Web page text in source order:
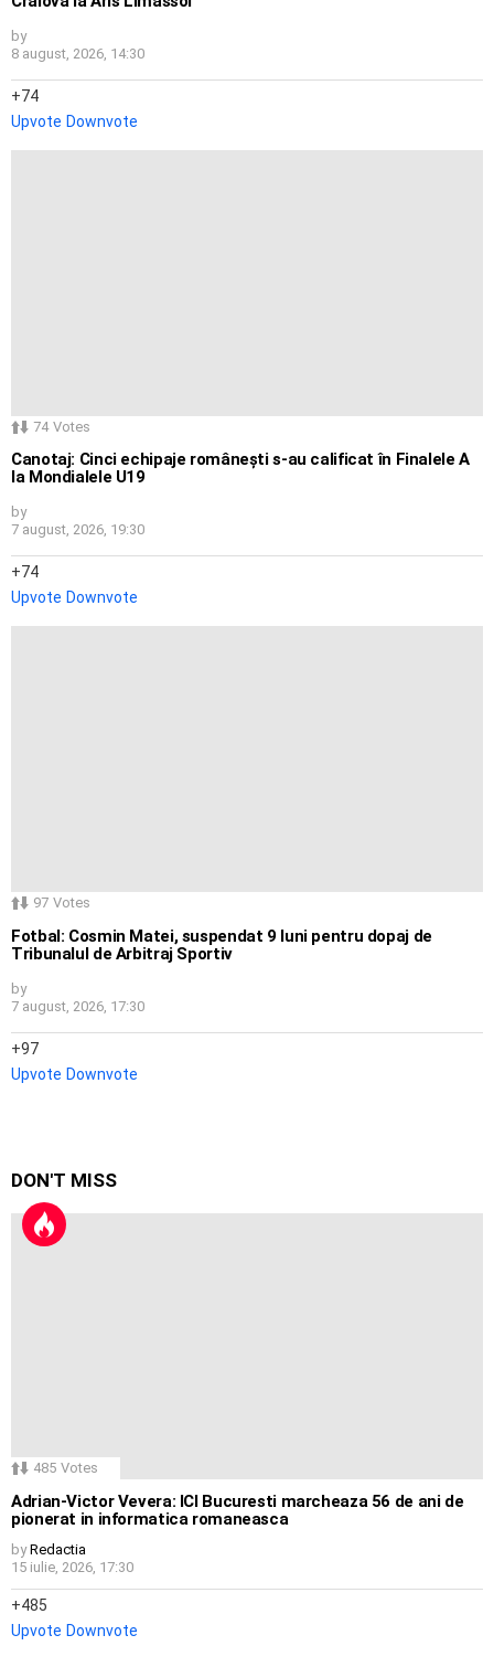
by
8 august, 2026, 14:30
74
Upvote Downvote
74 Votes
Canotaj: Cinci echipaje românești s-au calificat în Finalele A
la Mondialele U19
by
7 august, 2026, 19:30
74
Upvote Downvote
97 Votes
Fotbal: Cosmin Matei, suspendat 9 luni pentru dopaj de
Tribunalul de Arbitraj Sportiv
by
7 august, 2026, 17:30
97
Upvote Downvote
DON'T MISS
485 Votes
Adrian-Victor Vevera: ICI Bucuresti marcheaza 56 de ani de
pionerat in informatica romaneasca
by Redactia
15 iulie, 2026, 17:30
485
Upvote Downvote